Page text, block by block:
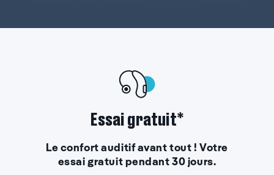
Essai gratuit*
Le confort auditif avant tout ! Votre
essai gratuit pendant 30 jours.